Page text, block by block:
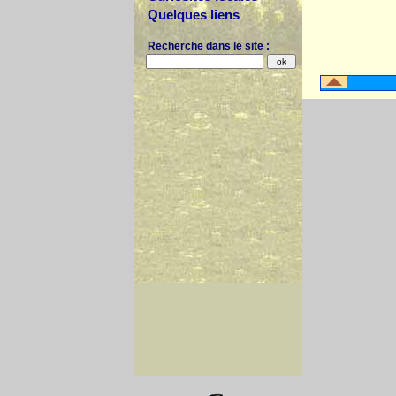
Quelques liens
Recherche dans le site :